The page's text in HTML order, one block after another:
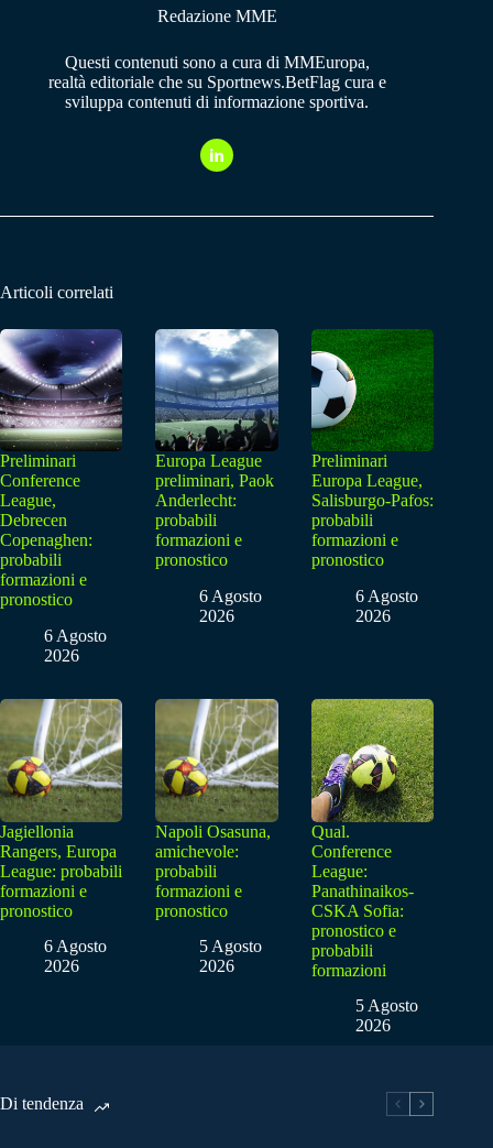
Redazione MME
Questi contenuti sono a cura di MMEuropa,
realtà editoriale che su Sportnews.BetFlag cura e
sviluppa contenuti di informazione sportiva.
Articoli correlati
Preliminari
Conference
League,
Debrecen
Copenaghen:
probabili
formazioni e
pronostico
6 Agosto
2026
Europa League
preliminari, Paok
Anderlecht:
probabili
formazioni e
pronostico
6 Agosto
2026
Preliminari
Europa League,
Salisburgo-Pafos:
probabili
formazioni e
pronostico
6 Agosto
2026
Jagiellonia
Rangers, Europa
League: probabili
formazioni e
pronostico
6 Agosto
2026
Napoli Osasuna,
amichevole:
probabili
formazioni e
pronostico
5 Agosto
2026
Qual.
Conference
League:
Panathinaikos-
CSKA Sofia:
pronostico e
probabili
formazioni
5 Agosto
2026
Di tendenza